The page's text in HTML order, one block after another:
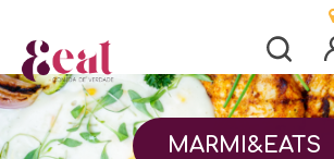
MARMI&EATS